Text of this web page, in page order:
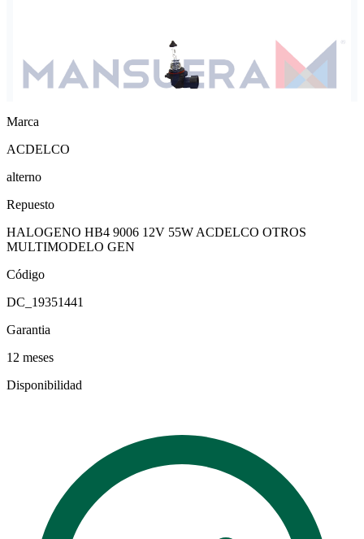
Marca
ACDELCO
alterno
Repuesto
HALOGENO HB4 9006 12V 55W ACDELCO OTROS
MULTIMODELO GEN
Código
DC_19351441
Garantia
12 meses
Disponibilidad